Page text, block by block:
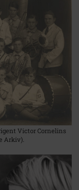
Victor Cornelins
Arkiv).